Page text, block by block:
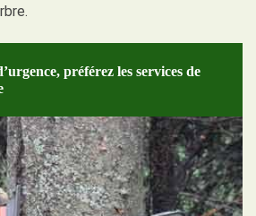
préférez les services de